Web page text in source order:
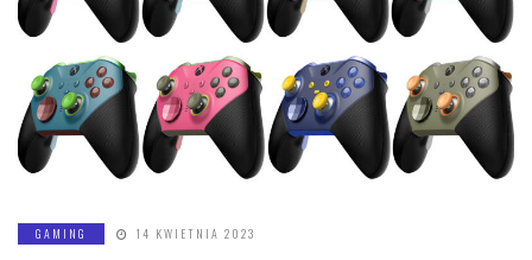
GAMING 14 KWIETNIA 2023